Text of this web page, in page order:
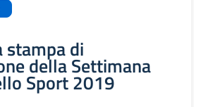
stampa di
della Settimana
Sport 2019